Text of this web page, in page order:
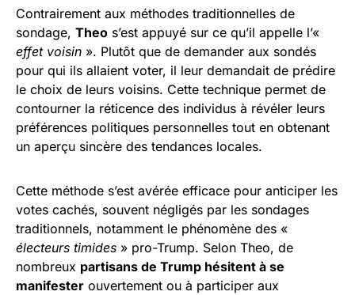
Contrairement aux méthodes traditionnelles de
sondage, Theo s’est appuyé sur ce qu’il appelle l’«
effet voisin ». Plutôt que de demander aux sondés
pour qui ils allaient voter, il leur demandait de prédire
le choix de leurs voisins. Cette technique permet de
contourner la réticence des individus à révéler leurs
préférences politiques personnelles tout en obtenant
un aperçu sincère des tendances locales.
Cette méthode s’est avérée efficace pour anticiper les
votes cachés, souvent négligés par les sondages
traditionnels, notamment le phénomène des «
électeurs timides » pro-Trump. Selon Theo, de
nombreux partisans de Trump hésitent à se
manifester ouvertement ou à participer aux